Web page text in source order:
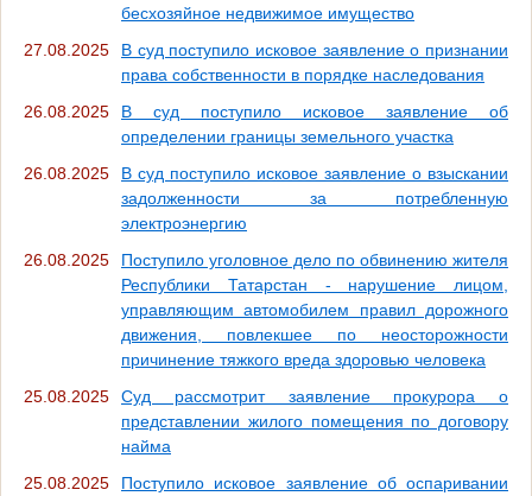
бесхозяйное недвижимое имущество
27.08.2025
В суд поступило исковое заявление о признании
права собственности в порядке наследования
26.08.2025
В суд поступило исковое заявление об
определении границы земельного участка
26.08.2025
В суд поступило исковое заявление о взыскании
задолженности за потребленную
электроэнергию
26.08.2025
Поступило уголовное дело по обвинению жителя
Республики Татарстан - нарушение лицом,
управляющим автомобилем правил дорожного
движения, повлекшее по неосторожности
причинение тяжкого вреда здоровью человека
25.08.2025
Суд рассмотрит заявление прокурора о
представлении жилого помещения по договору
найма
25.08.2025
Поступило исковое заявление об оспаривании